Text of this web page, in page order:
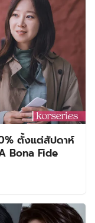
ตั้งแต่สัปดาห์
Bona Fide